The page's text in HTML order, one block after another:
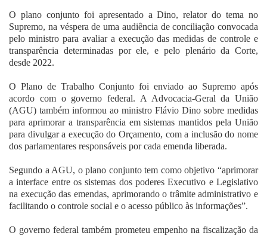
O plano conjunto foi apresentado a Dino, relator do tema no
Supremo, na véspera de uma audiência de conciliação convocada
pelo ministro para avaliar a execução das medidas de controle e
transparência determinadas por ele, e pelo plenário da Corte,
desde 2022.
O Plano de Trabalho Conjunto foi enviado ao Supremo após
acordo com o governo federal. A Advocacia-Geral da União
(AGU) também informou ao ministro Flávio Dino sobre medidas
para aprimorar a transparência em sistemas mantidos pela União
para divulgar a execução do Orçamento, com a inclusão do nome
dos parlamentares responsáveis por cada emenda liberada.
Segundo a AGU, o plano conjunto tem como objetivo “aprimorar
a interface entre os sistemas dos poderes Executivo e Legislativo
na execução das emendas, aprimorando o trâmite administrativo e
facilitando o controle social e o acesso público às informações”.
O governo federal também prometeu empenho na fiscalização da